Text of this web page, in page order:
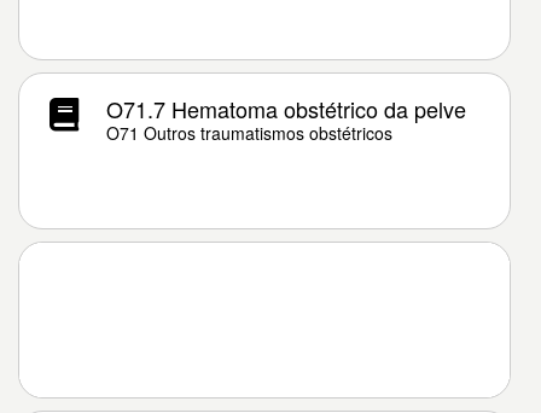
O71.7 Hematoma obstétrico da pelve
O71 Outros traumatismos obstétricos